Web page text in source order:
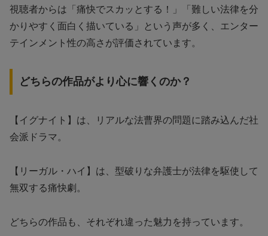
視聴者からは「痛快でスカッとする！」「難しい法律を分
かりやすく面白く描いている」という声が多く、エンター
テインメント性の高さが評価されています。
どちらの作品がより心に響くのか？
【イグナイト】は、リアルな法曹界の問題に踏み込んだ社
会派ドラマ。
【リーガル・ハイ】は、型破りな弁護士が法律を駆使して
無双する痛快劇。
どちらの作品も、それぞれ違った魅力を持っています。